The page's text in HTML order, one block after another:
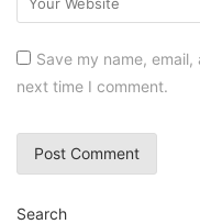
Save my name,
next time I comment.
Search